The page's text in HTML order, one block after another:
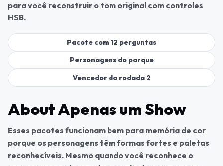
para você reconstruir o tom original com controles
HSB.
Pacote com 12 perguntas
Personagens do parque
Vencedor da rodada 2
About Apenas um Show
Esses pacotes funcionam bem para memória de cor
porque os personagens têm formas fortes e paletas
reconhecíveis. Mesmo quando você reconhece o